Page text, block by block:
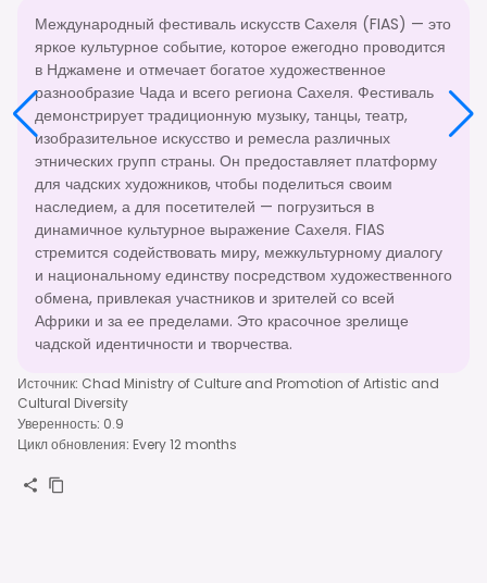
Международный фестиваль искусств Сахеля (FIAS) — это
яркое культурное событие, которое ежегодно проводится
в Нджамене и отмечает богатое художественное
разнообразие Чада и всего региона Сахеля. Фестиваль
демонстрирует традиционную музыку, танцы, театр,
изобразительное искусство и ремесла различных
этнических групп страны. Он предоставляет платформу
для чадских художников, чтобы поделиться своим
наследием, а для посетителей — погрузиться в
динамичное культурное выражение Сахеля. FIAS
стремится содействовать миру, межкультурному диалогу
и национальному единству посредством художественного
обмена, привлекая участников и зрителей со всей
Африки и за ее пределами. Это красочное зрелище
чадской идентичности и творчества.
Источник: Chad Ministry of Culture and Promotion of Artistic and
Cultural Diversity
Уверенность: 0.9
Цикл обновления: Every 12 months